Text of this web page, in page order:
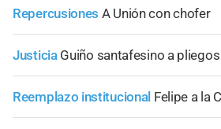
Repercusiones A Unión con chofer
Justicia Guiño santafesino a
Reemplazo institucional Felipe a la